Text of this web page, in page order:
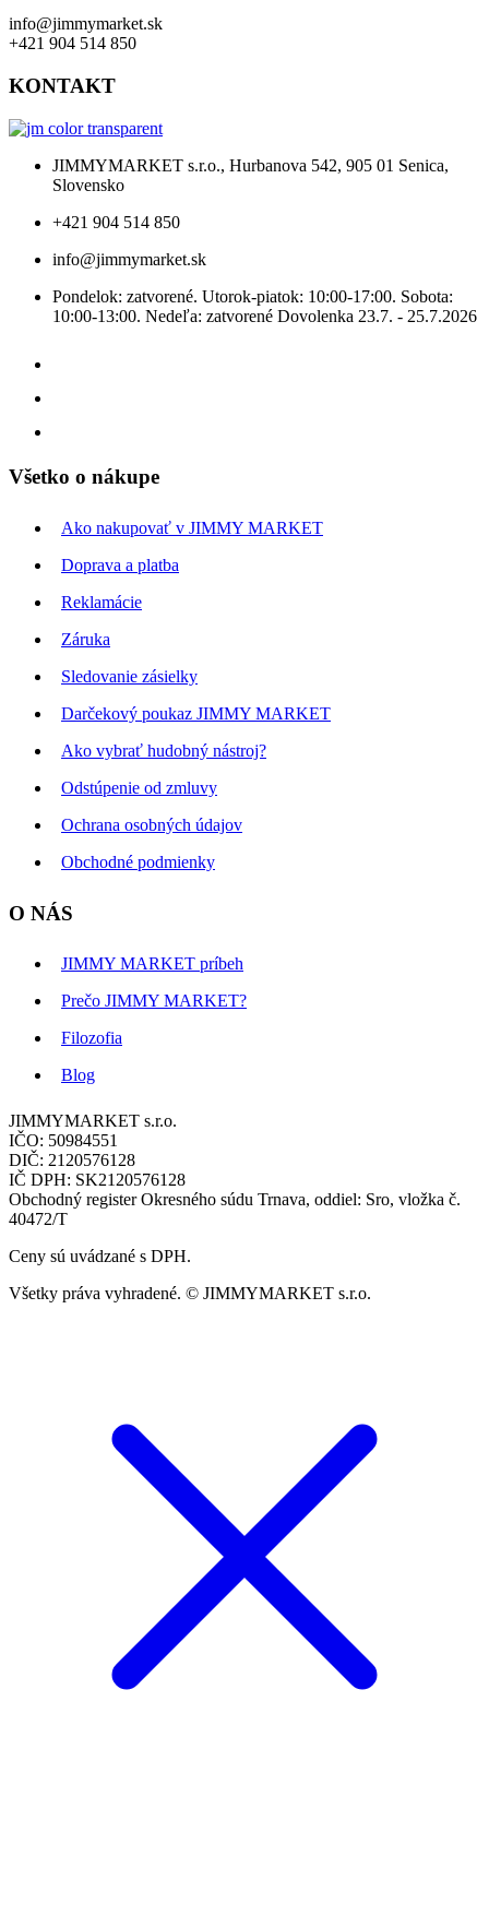
info@jimmymarket.sk
+421 904 514 850
KONTAKT
JIMMYMARKET s.r.o., Hurbanova 542, 905 01 Senica,
Slovensko
+421 904 514 850
info@jimmymarket.sk
Pondelok: zatvorené. Utorok-piatok: 10:00-17:00. Sobota:
10:00-13:00. Nedeľa: zatvorené Dovolenka 23.7. - 25.7.2026
Všetko o nákupe
Ako nakupovať v JIMMY MARKET
Doprava a platba
Reklamácie
Záruka
Sledovanie zásielky
Darčekový poukaz JIMMY MARKET
Ako vybrať hudobný nástroj?
Odstúpenie od zmluvy
Ochrana osobných údajov
Obchodné podmienky
O NÁS
JIMMY MARKET príbeh
Prečo JIMMY MARKET?
Filozofia
Blog
JIMMYMARKET s.r.o.
IČO: 50984551
DIČ: 2120576128
IČ DPH: SK2120576128
Obchodný register Okresného súdu Trnava, oddiel: Sro, vložka č.
40472/T
Ceny sú uvádzané s DPH.
Všetky práva vyhradené. © JIMMYMARKET s.r.o.